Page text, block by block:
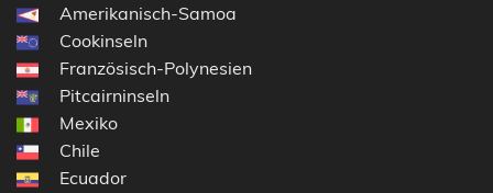
Amerikanisch-Samoa
Cookinseln
Französisch-Polynesien
Pitcairninseln
Mexiko
Chile
Ecuador